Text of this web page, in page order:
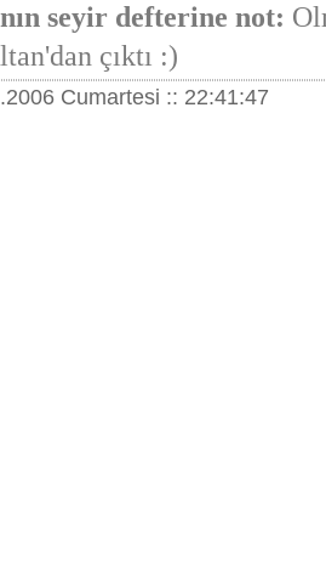
seyir defterine not:
çıktı :)
Cumartesi :: 22:41:47